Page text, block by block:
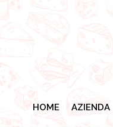
HOME AZIENDA